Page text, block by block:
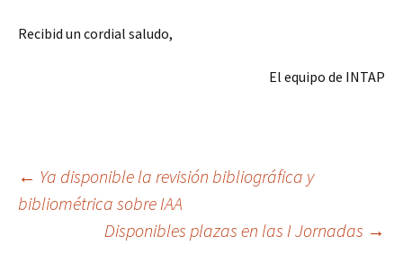
Recibid un cordial saludo,
El equipo de INTAP
Navegación
← Ya disponible la revisión bibliográfica y
bibliométrica sobre IAA
Disponibles plazas en las I Jornadas →